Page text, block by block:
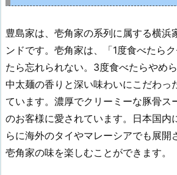
豊島家は、壱角家の系列に属する横浜
ンドです。壱角家は、「1度食べたら
たら忘れられない。3度食べたらやめ
中太麺の香りと深い味わいにこだわっ
ています。濃厚でクリーミーな豚骨ス
のお客様に愛されています。日本国内
らに海外のタイやマレーシアでも展開
壱角家の味を楽しむことができます。